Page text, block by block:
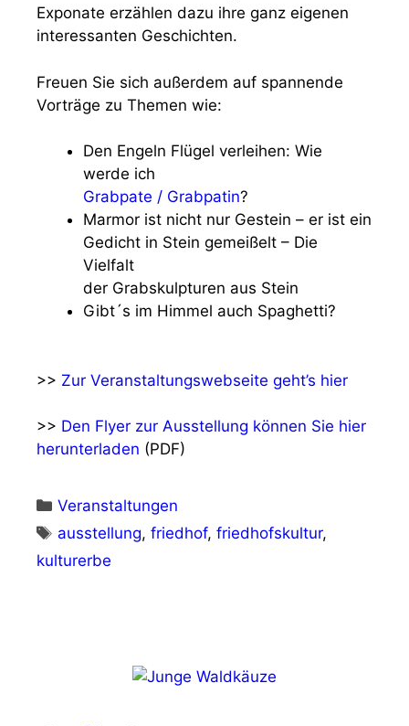
Exponate erzählen dazu ihre ganz eigenen
interessanten Geschichten.
Freuen Sie sich außerdem auf spannende
Vorträge zu Themen wie:
Den Engeln Flügel verleihen: Wie
werde ich
Grabpate / Grabpatin?
Marmor ist nicht nur Gestein – er ist ein
Gedicht in Stein gemeißelt – Die
Vielfalt
der Grabskulpturen aus Stein
Gibt´s im Himmel auch Spaghetti?
>> Zur Veranstaltungswebseite geht’s hier
>> Den Flyer zur Ausstellung können Sie hier
herunterladen (PDF)
Kategorien
Veranstaltungen
Schlagwörter
ausstellung,friedhof,friedhofskultur,
kulturerbe